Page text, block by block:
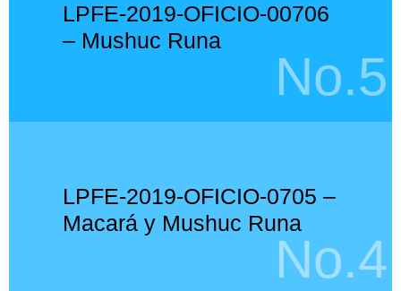
LPFE-2019-OFICIO-00706
– Mushuc Runa
No.5
LPFE-2019-OFICIO-0705 –
Macará y Mushuc Runa
No.4